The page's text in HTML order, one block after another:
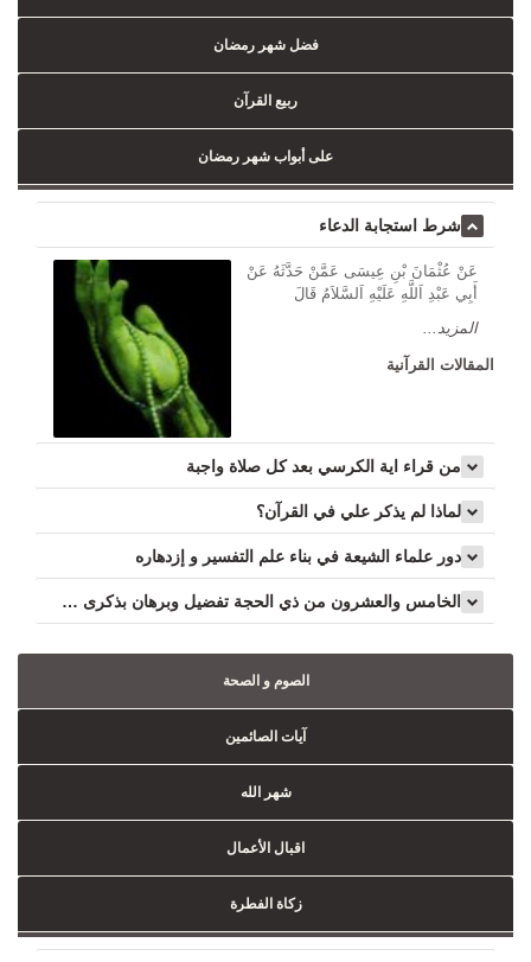
فضل شهر رمضان
ربيع القرآن
على أبواب شهر رمضان
شرط استجابة الدعاء
عَنْ عُثْمَانَ بْنِ عِيسَى عَمَّنْ حَدَّثَهُ عَنْ
أَبِي عَبْدِ اَللَّهِ عَلَيْهِ اَلسَّلاَمُ قَالَ
المزيد...
المقالات القرآنية
من قراء اية الكرسي بعد كل صلاة واجبة
لماذا لم يذكر علي في القرآن؟
دور علماء الشيعة في بناء علم التفسير و إزدهاره
الخامس والعشرون من ذي الحجة تفضيل وبرهان بذكرى نزول سورة الإنسان...
الصوم و الصحة
آيات الصائمين
شهر الله
اقبال الأعمال
زكاة الفطرة